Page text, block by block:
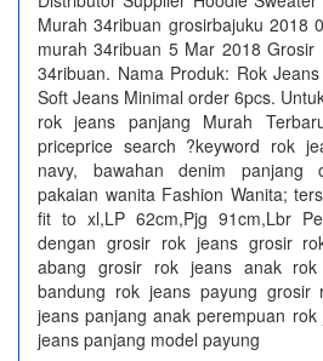
Murah 34ribuan grosirbajuku 2018
murah 34ribuan 5 Mar 2018 Grosir
34ribuan. Nama Produk: Rok
Soft Jeans Minimal order 6pcs.
rok jeans panjang Murah
priceprice search ?keyword rok
navy, bawahan denim panjang
pakaian wanita Fashion Wanita;
fit to xl,LP 62cm,Pjg 91cm,Lbr
dengan grosir rok jeans grosir
abang grosir rok jeans anak
bandung rok jeans payung grosir
jeans panjang anak perempuan
jeans panjang model payung